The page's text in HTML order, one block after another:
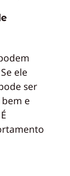
ele
ser
e